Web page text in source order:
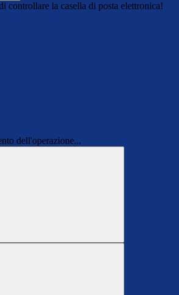
controllare la casella di posta elettronica!
dell'operazione...